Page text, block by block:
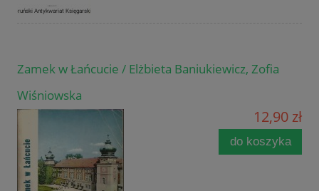
Zamek w Łańcucie / Elżbieta Baniukiewicz, Zofia
Wiśniowska
12,90 zł
do koszyka